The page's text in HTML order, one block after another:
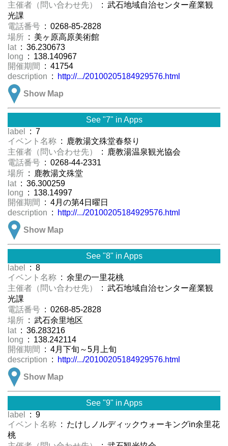
主催者（問い合わせ先）
: 武石地域自治センター産業観
光課
電話番号 : 0268-85-2828
場所 : 美ヶ原高原美術館
lat : 36.230673
long : 138.140967
開催期間
: 41754
description :
http://.../20100205184929576.html
Show Map
See "7" in Apps
label
: 7
イベント名称 : 鹿教湯文殊堂春祭り
主催者（問い合わせ先）
: 鹿教湯温泉観光協会
電話番号 : 0268-44-2331
場所 : 鹿教湯文殊堂
lat : 36.300259
long : 138.14997
開催期間
: 4月の第4日曜日
description :
http://.../20100205184929576.html
Show Map
See "8" in Apps
label
: 8
イベント名称 : 余里の一里花桃
主催者（問い合わせ先）
: 武石地域自治センター産業観
光課
電話番号 : 0268-85-2828
場所 : 武石余里地区
lat : 36.283216
long : 138.242114
開催期間
: 4月下旬～5月上旬
description :
http://.../20100205184929576.html
Show Map
See "9" in Apps
label
: 9
イベント名称 : たけしノルディックウォーキングin余里花
桃